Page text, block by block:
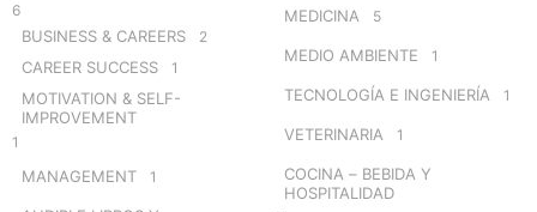
6
BUSINESS & CAREERS 2
CAREER SUCCESS 1
MOTIVATION & SELF-
IMPROVEMENT
1
MANAGEMENT 1
MEDICINA 5
MEDIO AMBIENTE 1
TECNOLOGÍA E INGENIERÍA 1
VETERINARIA 1
COCINA – BEBIDA Y
HOSPITALIDAD